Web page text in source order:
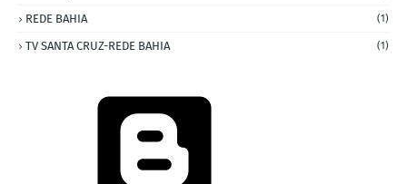
REDE BAHIA (1)
TV SANTA CRUZ-REDE BAHIA (1)